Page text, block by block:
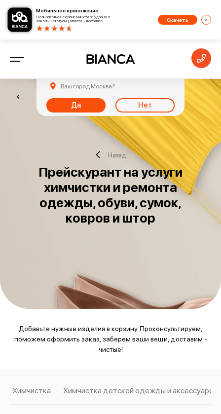
Мобильное приложение
Пользоваться сервисами стало удобнее
заказы | статусы | оплата | доставка
Скачать
Ваш город Москва?
Да Нет
Назад
Прейскурант на услуги
химчистки и ремонта
одежды, обуви, сумок,
ковров и штор
Добавьте нужные изделия в корзину. Проконсультируем,
поможем оформить заказ, заберем ваши вещи, доставим -
чистые!
Химчистка Химчистка детской одежды и аксессуаров